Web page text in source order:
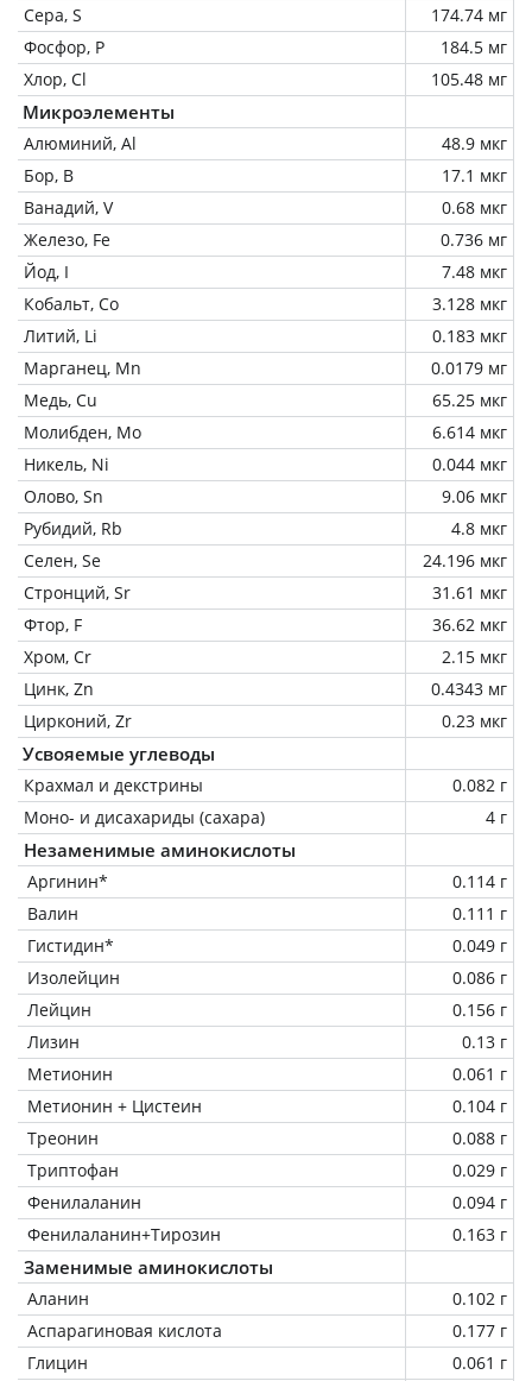
Сера, S
174.74 мг
Фосфор, P
184.5 мг
Хлор, Cl
105.48 мг
Микроэлементы
Алюминий, Al
48.9 мкг
Бор, B
17.1 мкг
Ванадий, V
0.68 мкг
Железо, Fe
0.736 мг
Йод, I
7.48 мкг
Кобальт, Co
3.128 мкг
Литий, Li
0.183 мкг
Марганец, Mn
0.0179 мг
Медь, Cu
65.25 мкг
Молибден, Mo
6.614 мкг
Никель, Ni
0.044 мкг
Олово, Sn
9.06 мкг
Рубидий, Rb
4.8 мкг
Селен, Se
24.196 мкг
Стронций, Sr
31.61 мкг
Фтор, F
36.62 мкг
Хром, Cr
2.15 мкг
Цинк, Zn
0.4343 мг
Цирконий, Zr
0.23 мкг
Усвояемые углеводы
Крахмал и декстрины
0.082 г
Моно- и дисахариды (сахара)
4 г
Незаменимые аминокислоты
Аргинин*
0.114 г
Валин
0.111 г
Гистидин*
0.049 г
Изолейцин
0.086 г
Лейцин
0.156 г
Лизин
0.13 г
Метионин
0.061 г
Метионин + Цистеин
0.104 г
Треонин
0.088 г
Триптофан
0.029 г
Фенилаланин
0.094 г
Фенилаланин+Тирозин
0.163 г
Заменимые аминокислоты
Аланин
0.102 г
Аспарагиновая кислота
0.177 г
Глицин
0.061 г